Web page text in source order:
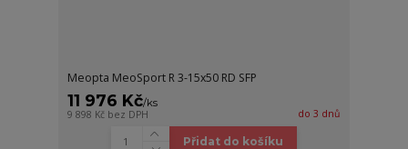
Meopta MeoSport R 3-15x50 RD SFP
11 976 Kč/ks
9 898 Kč bez DPH do 3 dnů
Přidat do košíku